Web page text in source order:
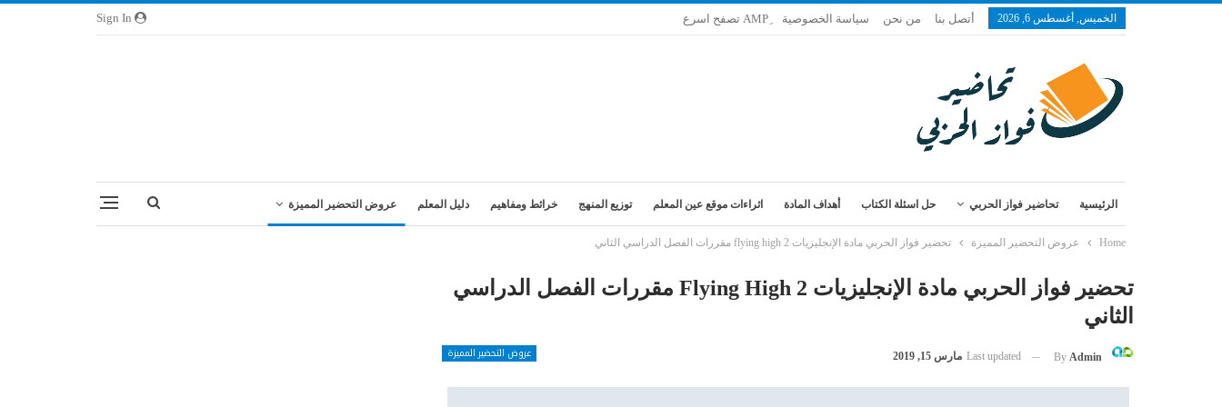
الخميس, أغسطس 6, 2026 أتصل بنا من نحن سياسة الخصوصية
الرئيسية تحاضير فواز الحربي حل اسئلة الكتاب أهداف المادة اثراءات موقع عين المعلم توزيع المنهج خرائط ومفاهيم دليل المعلم عروض التحضير المميزة
Home عروض التحضير المميزة تحضير فواز الحربي مادة الإنجليزيات 2 flying high مقررات الفصل الدراسي الثاني
تحضير فواز الحربي مادة الإنجليزيات 2 Flying High مقررات الفصل الدراسي
الثاني
عروض التحضير المميزة By Admin
Last updated مارس 15, 2019